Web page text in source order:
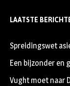
LAATSTE
Spreidingswet
Een bijzonder en
Vught moet naar